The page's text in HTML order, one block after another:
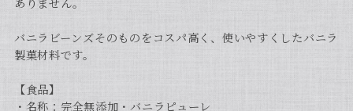
ありません。
バニラビーンズそのものをコスパ高く、使いやすくしたバニラ
製菓材料です。
【食品】
・名称：完全無添加・バニラピューレ